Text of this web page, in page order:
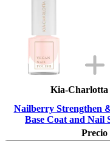
Kia-Charlotta
Nailberry Strengthen
Base Coat and Nail
Precio